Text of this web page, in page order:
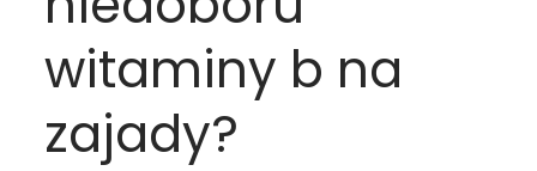
witaminy b na
zajady?